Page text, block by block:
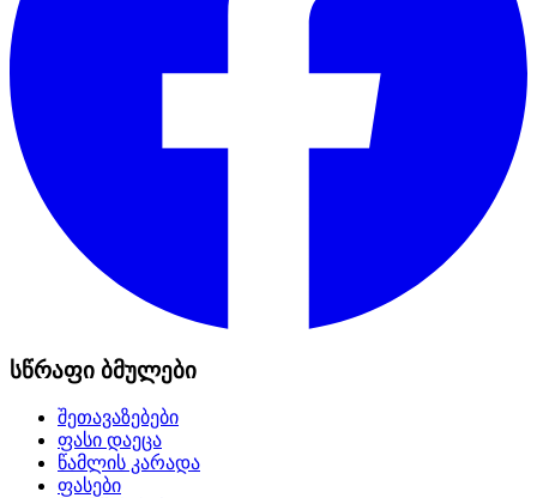
სწრაფი ბმულები
შეთავაზებები
ფასი დაეცა
წამლის კარადა
ფასები